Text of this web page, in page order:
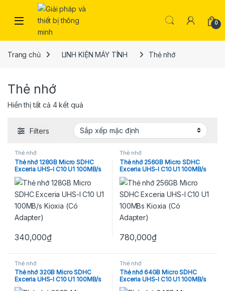
Skip to navigation
Skip to content
Open 0
Trang chủ LINH KIỆN MÁY TÍNH Thẻ nhớ
Thẻ nhớ
Hiển thị tất cả 4 kết quả
Filters
Thẻ nhớ
Thẻ nhớ 128GB Micro SDHC
Exceria UHS-I C10 U1 100MB/s
Kioxia (Có Adapter)
340,000₫
Thẻ nhớ
Thẻ nhớ 256GB Micro SDHC
Exceria UHS-I C10 U1 100MB/s
Kioxia (Có Adapter)
780,000₫
Thẻ nhớ
Thẻ nhớ 32GB Micro SDHC
Exceria UHS-I C10 U1 100MB/s
Kioxia (Không có Adapter)
Thẻ nhớ
Thẻ nhớ 64GB Micro SDHC
Exceria UHS-I C10 U1 100MB/s
Kioxia (Không có Adapter)